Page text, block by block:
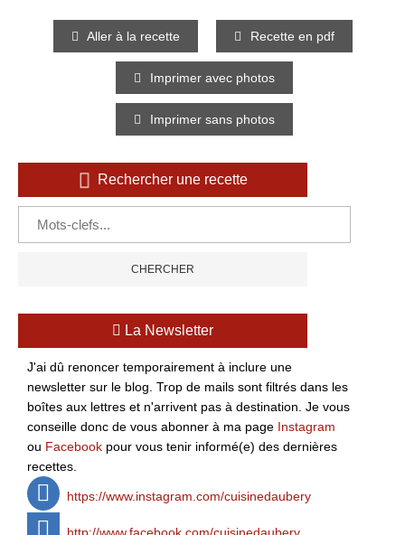
Aller à la recette Recette en pdf
Imprimer avec photos
Imprimer sans photos
Rechercher une recette
La Newsletter
J'ai dû renoncer temporairement à inclure une
newsletter sur le blog. Trop de mails sont filtrés dans les
boîtes aux lettres et n'arrivent pas à destination. Je vous
conseille donc de vous abonner à ma page Instagram
ou Facebook pour vous tenir informé(e) des dernières
recettes.
https://www.instagram.com/cuisinedaubery